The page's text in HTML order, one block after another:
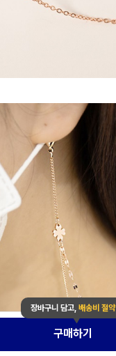
장바구니 담고, 배송비 절약
구매하기